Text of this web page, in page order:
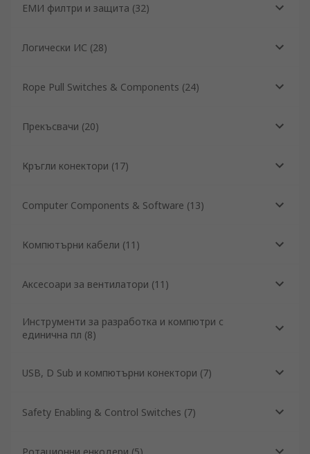
ЕМИ филтри и защита (32)
Логически ИС (28)
Rope Pull Switches & Components (24)
Прекъсвачи (20)
Кръгли конектори (17)
Computer Components & Software (13)
Компютърни кабели (11 )
Аксесоари за вентилатори (11 )
Инструменти за разработка и компютри с
единична пл (8)
USB, D Sub и компютърни конектори (7)
Safety Enabling & Control Switches (7)
Ротационни енкодери (5)